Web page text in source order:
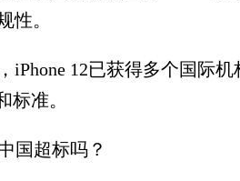
性。
12已获得多个国际机
标准。
国超标吗？